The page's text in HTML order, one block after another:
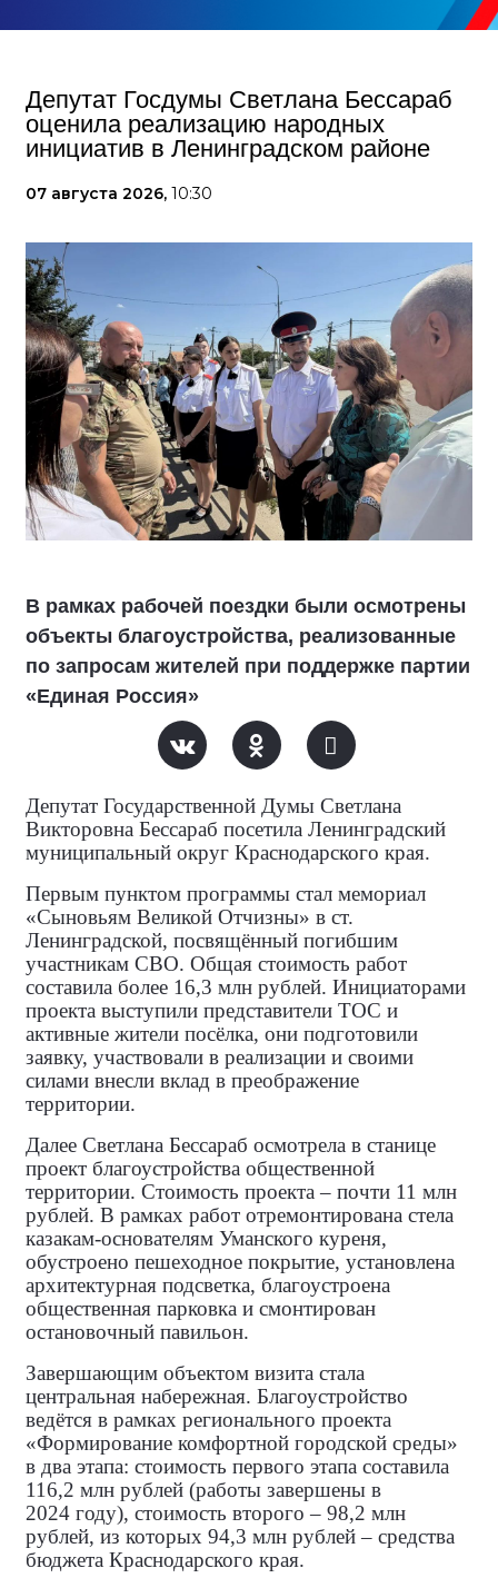
Депутат Госдумы Светлана Бессараб
оценила реализацию народных
инициатив в Ленинградском районе
07 августа 2026, 10:30
В рамках рабочей поездки были осмотрены
объекты благоустройства, реализованные
по запросам жителей при поддержке партии
«Единая Россия»
Депутат Государственной Думы Светлана
Викторовна Бессараб посетила Ленинградский
муниципальный округ Краснодарского края.
Первым пунктом программы стал мемориал
«Сыновьям Великой Отчизны» в ст.
Ленинградской, посвящённый погибшим
участникам СВО. Общая стоимость работ
составила более 16,3 млн рублей. Инициаторами
проекта выступили представители ТОС и
активные жители посёлка, они подготовили
заявку, участвовали в реализации и своими
силами внесли вклад в преображение
территории.
Далее Светлана Бессараб осмотрела в станице
проект благоустройства общественной
территории. Стоимость проекта – почти 11 млн
рублей. В рамках работ отремонтирована стела
казакам‑основателям Уманского куреня,
обустроено пешеходное покрытие, установлена
архитектурная подсветка, благоустроена
общественная парковка и смонтирован
остановочный павильон.
Завершающим объектом визита стала
центральная набережная. Благоустройство
ведётся в рамках регионального проекта
«Формирование комфортной городской среды»
в два этапа: стоимость первого этапа составила
116,2 млн рублей (работы завершены в
2024 году), стоимость второго – 98,2 млн
рублей, из которых 94,3 млн рублей – средства
бюджета Краснодарского края.